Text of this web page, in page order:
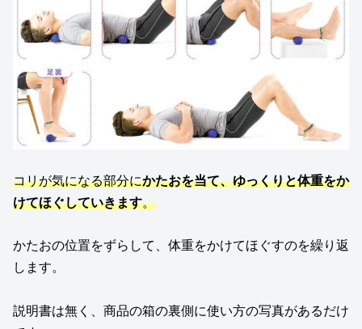
コリが気になる部分にかたおを当て、ゆっくりと体重をか
けてほぐしていきます。
かたおの位置をずらして、体重をかけてほぐすのを繰り返
します。
説明書は無く、商品の箱の裏側に使い方の写真があるだけ